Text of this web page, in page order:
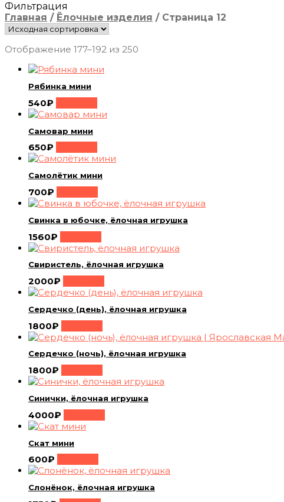
Фильтрация
Главная / Ёлочные изделия /Страница 12
Отображение 177–192 из 250
Рябинка мини
540₽
Самовар мини
650₽
Самолётик мини
700₽
Свинка в юбочке, ёлочная игрушка
1560₽
Свиристель, ёлочная игрушка
2000₽
Сердечко (день), ёлочная игрушка
1800₽
Сердечко (ночь), ёлочная игрушка
1800₽
Синички, ёлочная игрушка
4000₽
Скат мини
600₽
Слонёнок, ёлочная игрушка